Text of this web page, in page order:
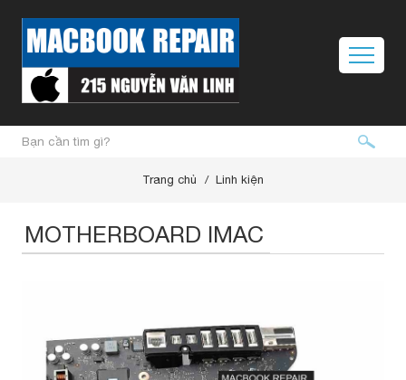
Trang chủ Linh kiện
MOTHERBOARD IMAC